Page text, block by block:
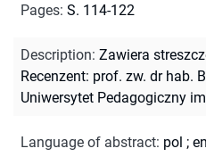
Pages: S. 114-122
Description: Zawiera
Recenzent: prof. zw. dr hab.
Uniwersytet Pedagogiczny
Language of abstract: pol ;